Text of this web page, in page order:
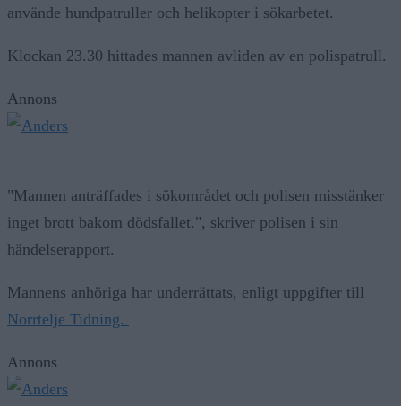
använde hundpatruller och helikopter i sökarbetet.
Klockan 23.30 hittades mannen avliden av en polispatrull.
Annons
"Mannen anträffades i sökområdet och polisen misstänker
inget brott bakom dödsfallet.", skriver polisen i sin
händelserapport.
Mannens anhöriga har underrättats, enligt uppgifter till
Norrtelje Tidning.
Annons